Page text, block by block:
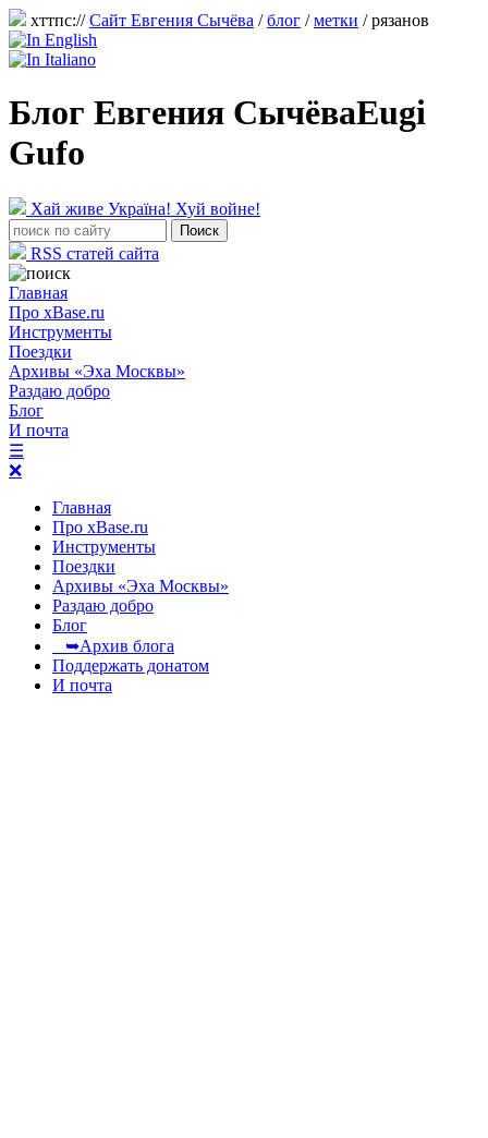
хттпс://Сайт Евгения Сычёва /блог /метки / рязанов
Блог Евгения СычёваEugi
Gufo
Хай живе Україна! Хуй войне!
RSS статей сайта
Главная
Про xBase.ru
Инструменты
Поездки
Архивы «Эха Москвы»
Раздаю добро
Блог
И почта
☰
❌
Главная
Про xBase.ru
Инструменты
Поездки
Архивы «Эха Москвы»
Раздаю добро
Блог
➥Архив блога
Поддержать донатом
И почта